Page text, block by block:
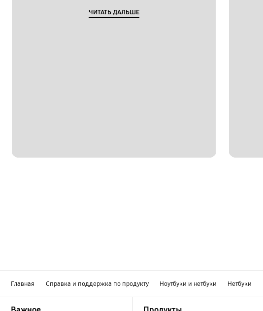
ЧИТАТЬ ДАЛЬШЕ
Главная Справка и поддержка по продукту Ноутбуки и нетбуки Нетбуки